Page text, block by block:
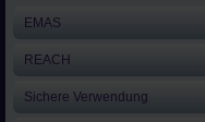
EMAS
REACH
Sichere Verwendung